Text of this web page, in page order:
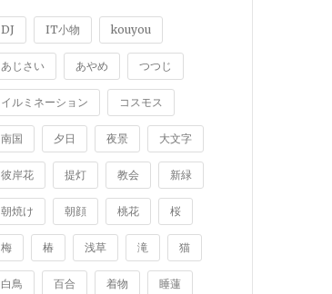
DJ IT小物 kouyou
あじさい あやめ つつじ
イルミネーション コスモス
南国 夕日 夜景 大文字
彼岸花 提灯 教会 新緑
朝焼け 朝顔 桃花 桜
梅 椿 浅草 滝 猫
白鳥 百合 着物 睡蓮